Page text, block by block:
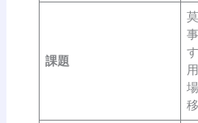
課題
す